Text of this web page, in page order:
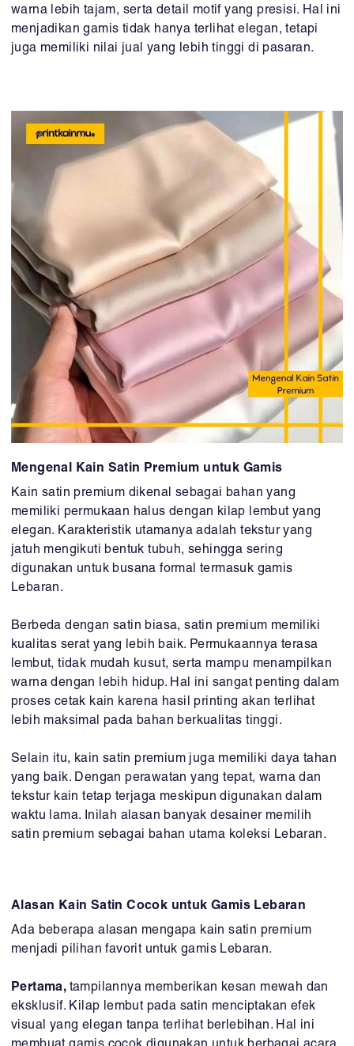
warna lebih tajam, serta detail motif yang presisi. Hal ini
menjadikan gamis tidak hanya terlihat elegan, tetapi
juga memiliki nilai jual yang lebih tinggi di pasaran.
Mengenal Kain Satin Premium untuk Gamis
Kain satin premium dikenal sebagai bahan yang
memiliki permukaan halus dengan kilap lembut yang
elegan. Karakteristik utamanya adalah tekstur yang
jatuh mengikuti bentuk tubuh, sehingga sering
digunakan untuk busana formal termasuk gamis
Lebaran.
Berbeda dengan satin biasa, satin premium memiliki
kualitas serat yang lebih baik. Permukaannya terasa
lembut, tidak mudah kusut, serta mampu menampilkan
warna dengan lebih hidup. Hal ini sangat penting dalam
proses cetak kain karena hasil printing akan terlihat
lebih maksimal pada bahan berkualitas tinggi.
Selain itu, kain satin premium juga memiliki daya tahan
yang baik. Dengan perawatan yang tepat, warna dan
tekstur kain tetap terjaga meskipun digunakan dalam
waktu lama. Inilah alasan banyak desainer memilih
satin premium sebagai bahan utama koleksi Lebaran.
Alasan Kain Satin Cocok untuk Gamis Lebaran
Ada beberapa alasan mengapa kain satin premium
menjadi pilihan favorit untuk gamis Lebaran.
Pertama, tampilannya memberikan kesan mewah dan
eksklusif. Kilap lembut pada satin menciptakan efek
visual yang elegan tanpa terlihat berlebihan. Hal ini